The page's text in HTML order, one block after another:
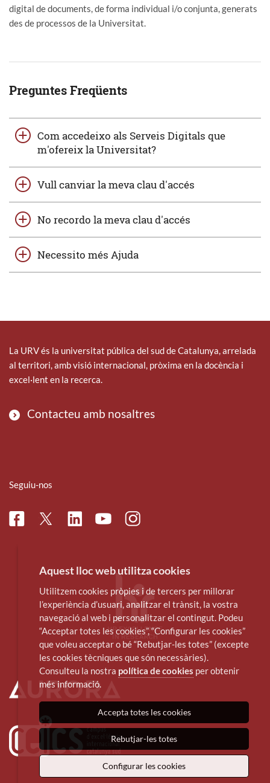
digital de documents, de forma individual i/o conjunta, generats
des de processos de la Universitat.
Preguntes Freqüents
Com accedeixo als Serveis Digitals que
m'ofereix la Universitat?
Vull canviar la meva clau d'accés
No recordo la meva clau d'accés
Necessito més Ajuda
La URV és la universitat pública del sud de Catalunya, arrelada
al territori, amb visió internacional, pròxima en la docència i
excel·lent en la recerca.
Contacteu amb nosaltres
Seguiu-nos
FacebookTwitterLinkedinYoutubeInstagram
Aquest lloc web utilitza cookies
Utilitzem cookies pròpies i de tercers per millorar
l’experiència d’usuari, analitzar el trànsit, la vostra
navegació al web i personalitzar el contingut. Podeu
“Acceptar totes les cookies”, “Configurar les cookies”
que voleu acceptar o bé “Rebutjar-les totes” (excepte
les cookies tècniques que són necessàries).
Consulteu la nostra política de cookies per obtenir
més informació.
Accepta totes les cookies
Rebutjar-les totes
Configurar les cookies